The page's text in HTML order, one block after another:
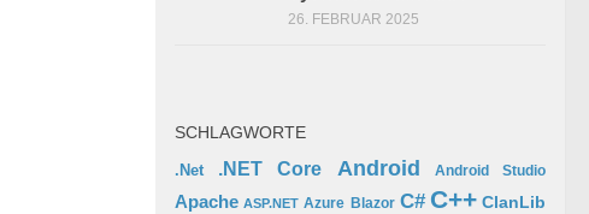
26. FEBRUAR 2025
SCHLAGWORTE
.Net .NET Core Android Android Studio
Apache ASP.NET Azure Blazor C# C++ ClanLib